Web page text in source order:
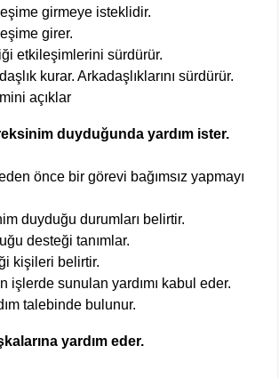
girmeye isteklidir.
girer.
etkileşimlerini sürdürür.
kurar. Arkadaşlıklarını sürdürür.
açıklar
duyduğunda yardım ister.
önce bir görevi bağımsız yapmayı
duyduğu durumları belirtir.
desteği tanımlar.
kişileri belirtir.
işlerde sunulan yardımı kabul eder.
talebinde bulunur.
yardım eder.